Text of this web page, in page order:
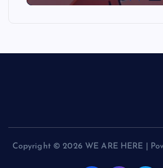
Copyright © 2026 WE ARE HERE |